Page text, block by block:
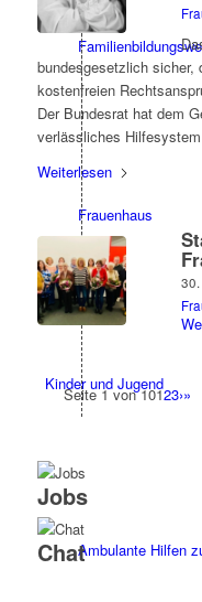
Frauenhaus
Kinder und Jugend
Ambulante Hilfen
bundesgesetzlich sicher,
kostenfreien
Der Bundesrat hat dem
verlässliches
Weiterlesen
Seite 1 von 10123›»
Jobs
Chat